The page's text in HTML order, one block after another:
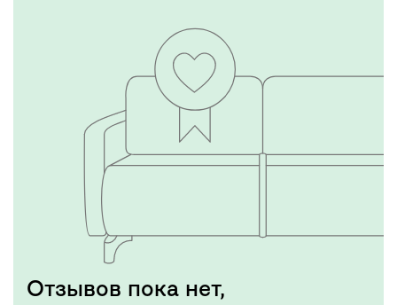
Отзывов пока нет,